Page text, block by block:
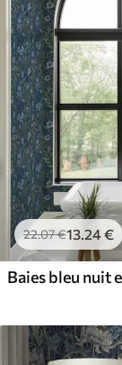
22.07€13.24€